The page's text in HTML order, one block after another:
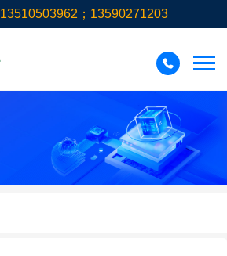
13510503962；13590271203
